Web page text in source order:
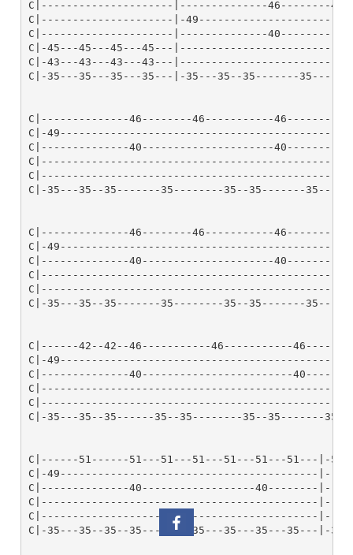
C|-45---45---45---45---
C|-43---43---43---43---
C|-35---35---35---35---|-35---35--35-------
C|--------------46--------46-----------46--------
C|-49--------------------------------------------
C|--------------40---------------------40--------
C|-----------------------------------------------
C|-----------------------------------------------
C|-35---35--35-------35--------35--35-------35---
C|--------------46--------46-----------46--------
C|-49--------------------------------------------
C|--------------40---------------------40--------
C|-----------------------------------------------
C|-----------------------------------------------
C|-35---35--35-------35--------35--35-------35---
C|------42--42--46-----------46-----------
C|-
C|--------------40------------------------
C|--------------------------------------------------
C|-35---35--35------35--35--------35--
C|------51------51---51---51---51---51---51---|-
C|-49-----------------------------------------
C|--------------40------------------40--------
C|--------------------------------------------
C|--------------------------------------------
C|-35---35--35--35---35---35---35---35---35---|-